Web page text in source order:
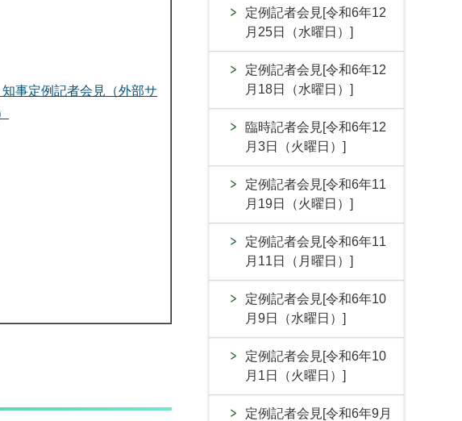
事定例記者会見（外部サ
定例記者会見[令和6年12
月25日（水曜日）]
定例記者会見[令和6年12
月18日（水曜日）]
臨時記者会見[令和6年12
月3日（火曜日）]
定例記者会見[令和6年11
月19日（火曜日）]
定例記者会見[令和6年11
月11日（月曜日）]
定例記者会見[令和6年10
月9日（水曜日）]
定例記者会見[令和6年10
月1日（火曜日）]
定例記者会見[令和6年9月